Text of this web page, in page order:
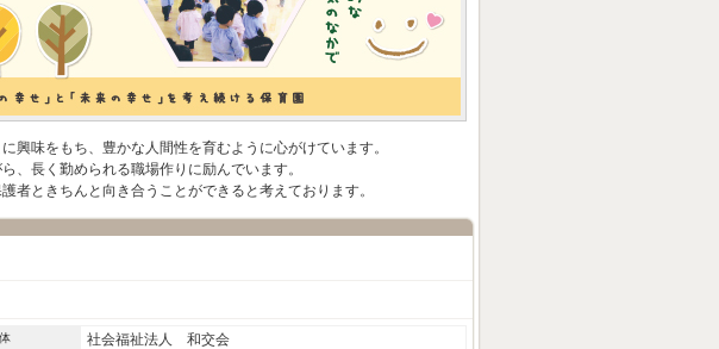
興味をもち、豊かな人間性を育むように心がけています。
、長く勤められる職場作りに励んでいます。
者ときちんと向き合うことができると考えております。
社会福祉法人 和交会